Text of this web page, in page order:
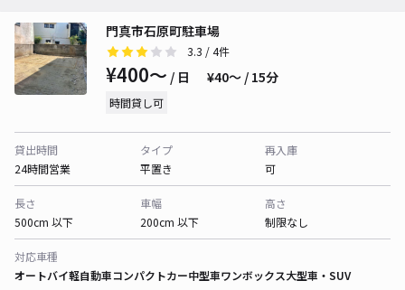
門真市石原町駐車場
3.3 / 4件
¥400〜 / 日 ¥40〜 / 15分
時間貸し可
貸出時間
24時間営業
タイプ
平置き
再入庫
可
長さ
500cm 以下
車幅
200cm 以下
高さ
制限なし
対応車種
オートバイ軽自動車コンパクトカー中型車ワンボックス大型車・SUV